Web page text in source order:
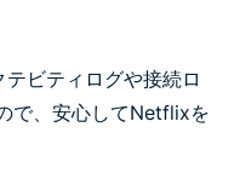
ビティログや接続ロ
で、安心してNetflixを